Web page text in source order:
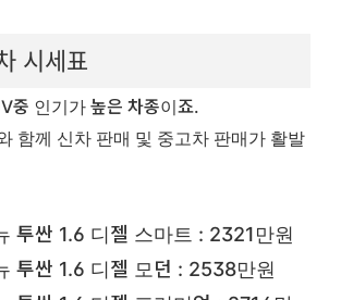
시세표
중 인기가 높은 차종이죠.
함께 신차 판매 및 중고차 판매가 활발
투싼 1.6 디젤 스마트 : 2321만원
투싼 1.6 디젤 모던 : 2538만원